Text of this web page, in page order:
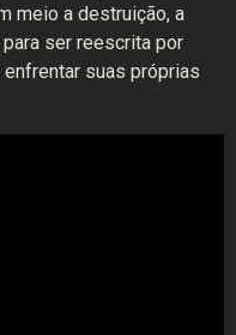
meio a destruição, a
ser reescrita por
suas próprias